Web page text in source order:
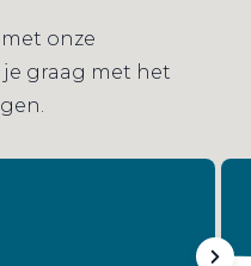
onze
graag met het